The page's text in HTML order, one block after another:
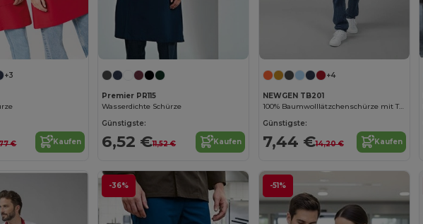
+3
€ Kaufen
Premier PR115
Wasserdichte Schürze
Günstigste:
6,52 €11,52 € Kaufen
+4
NEWGEN TB201
100% Baumwolllätzchenschürze mit Tasche
Günstigste:
7,44 €14,20 € Kaufen
-36% -51%